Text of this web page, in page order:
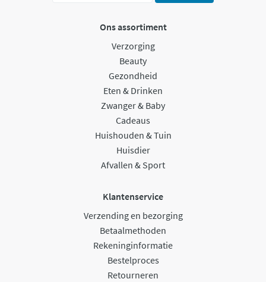
Ons assortiment
Verzorging
Beauty
Gezondheid
Eten & Drinken
Zwanger & Baby
Cadeaus
Huishouden & Tuin
Huisdier
Afvallen & Sport
Klantenservice
Verzending en bezorging
Betaalmethoden
Rekeninginformatie
Bestelproces
Retourneren